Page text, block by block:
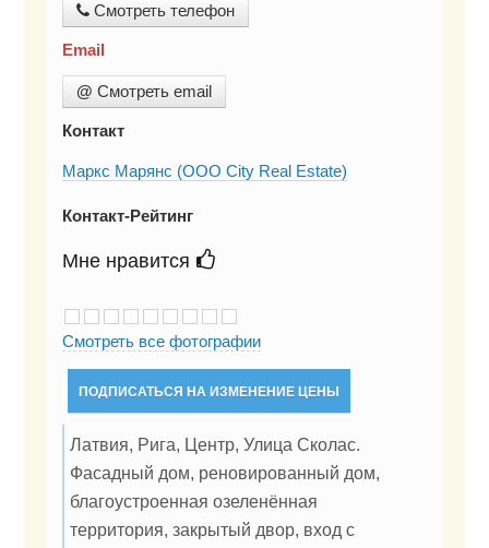
Смотреть телефон
Email
@ Смотреть email
Контакт
Маркс Марянс (ООО City Real Estate)
Контакт-Рейтинг
Мне нравится
Смотреть все фотографии
ПОДПИСАТЬСЯ НА ИЗМЕНЕНИЕ ЦЕНЫ
Латвия, Рига, Центр, Улица Сколас.
Фасадный дом, реновированный дом,
благоустроенная озеленённая
территория, закрытый двор, вход с